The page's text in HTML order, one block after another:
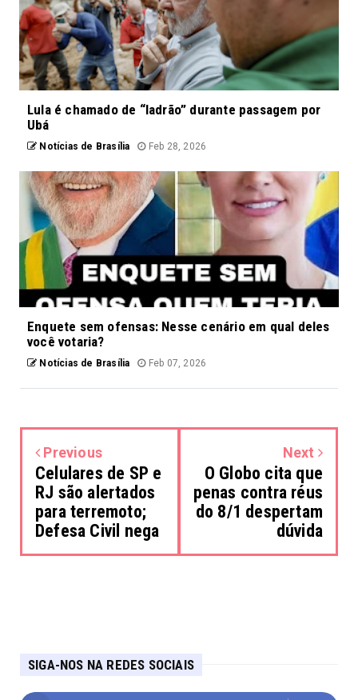
Lula é chamado de “ladrão” durante passagem por
Ubá
Notícias de Brasília Feb 28, 2026
Enquete sem ofensas: Nesse cenário em qual deles
você votaria?
Notícias de Brasília Feb 07, 2026
Previous
Celulares de SP e
RJ são alertados
para terremoto;
Defesa Civil nega
Next
O Globo cita que
penas contra réus
do 8/1 despertam
dúvida
SIGA-NOS NA REDES SOCIAIS